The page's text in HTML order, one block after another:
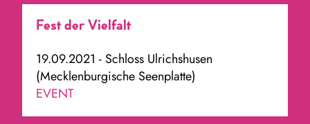
Fest der Vielfalt
19.09.2021 - Schloss Ulrichshusen
(Mecklenburgische Seenplatte)
EVENT